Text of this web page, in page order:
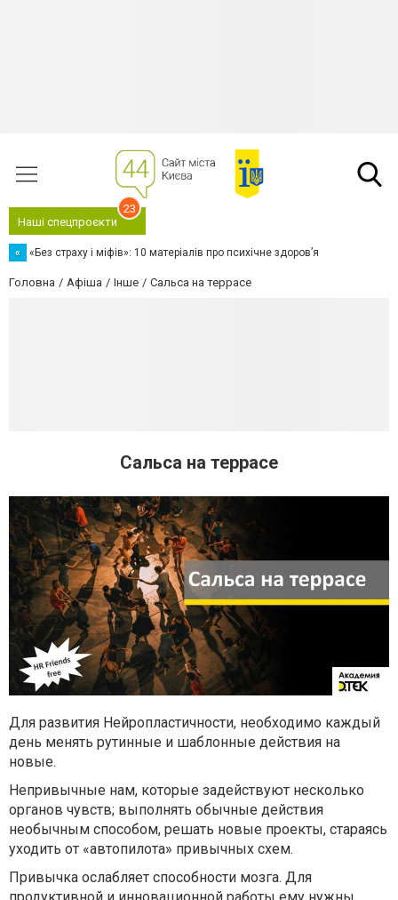
Наші спецпроєкти
23
« «Без страху і міфів»: 10 матеріалів про психічне здоров’я
Головна Афіша Інше Сальса на террасе
Сальса на террасе
Для развития Нейропластичности, необходимо каждый
день менять рутинные и шаблонные действия на
новые.
Непривычные нам, которые задействуют несколько
органов чувств; выполнять обычные действия
необычным способом, решать новые проекты, стараясь
уходить от «автопилота» привычных схем.
Привычка ослабляет способности мозга. Для
продуктивной и инновационной работы ему нужны